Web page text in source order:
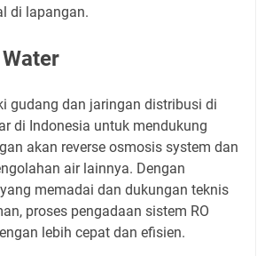
di lapangan.
gudang dan jaringan distribusi di
di Indonesia untuk mendukung
akan reverse osmosis system dan
air lainnya. Dengan
memadai dan dukungan teknis
proses pengadaan sistem RO
lebih cepat dan efisien.